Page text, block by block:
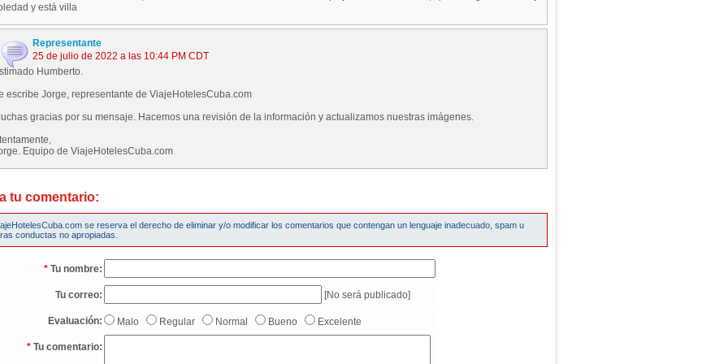
y está villa
Representante
25 de julio de 2022 a las 10:44 PM CDT
Humberto.
escribe Jorge, representante de ViajeHotelesCuba.com
gracias por su mensaje. Hacemos una revisión de la información y actualizamos nuestras imágenes.
Equipo de ViajeHotelesCuba.com
tu comentario:
se reserva el derecho de eliminar y/o modificar los comentarios que contengan un lenguaje inadecuado, spam u
conductas no apropiadas.
* Tu nombre:
Tu correo: [No será publicado]
Evaluación: Malo Regular Normal Bueno Excelente
* Tu comentario: